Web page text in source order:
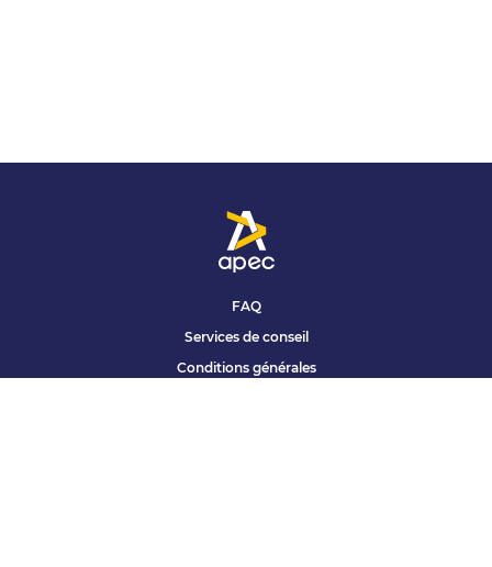
FAQ
Services de conseil
Conditions générales